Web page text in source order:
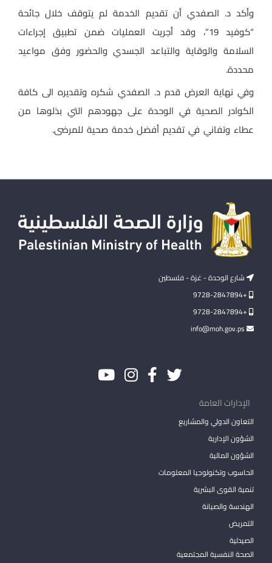
وأكد د. الصفدي أن تقديم الخدمة لم يتوقف خلال جائحة
“كوفيد 19”، وقد أجريت العمليات ضمن تطبيق إجراءات
السلامة والوقاية والتباعد الجسدي والحضور وفق مواعيد
محددة.
وفي نهاية العرض قدم د. الصفدي شكره وتقديره الى كافة
الكوادر الصحية في الوحدة على جهودهم التي بذلوها من
عطاء وتفاني في تقديم أفضل خدمة صحية للمرضى.
شارع الوحدة - غزة - فلسطين
+9728-2847894
+9728-2847894
الإدارات العامة
التعاون الدولي والمشاريع
الشؤون الإدارية
الشؤون المالية
الحاسوب وتكنولوجيا المعلومات
تنمية القوى البشرية
الهندسة والصيانة
التمريض
الصيدلية
الصحة النفسية المجتمعية